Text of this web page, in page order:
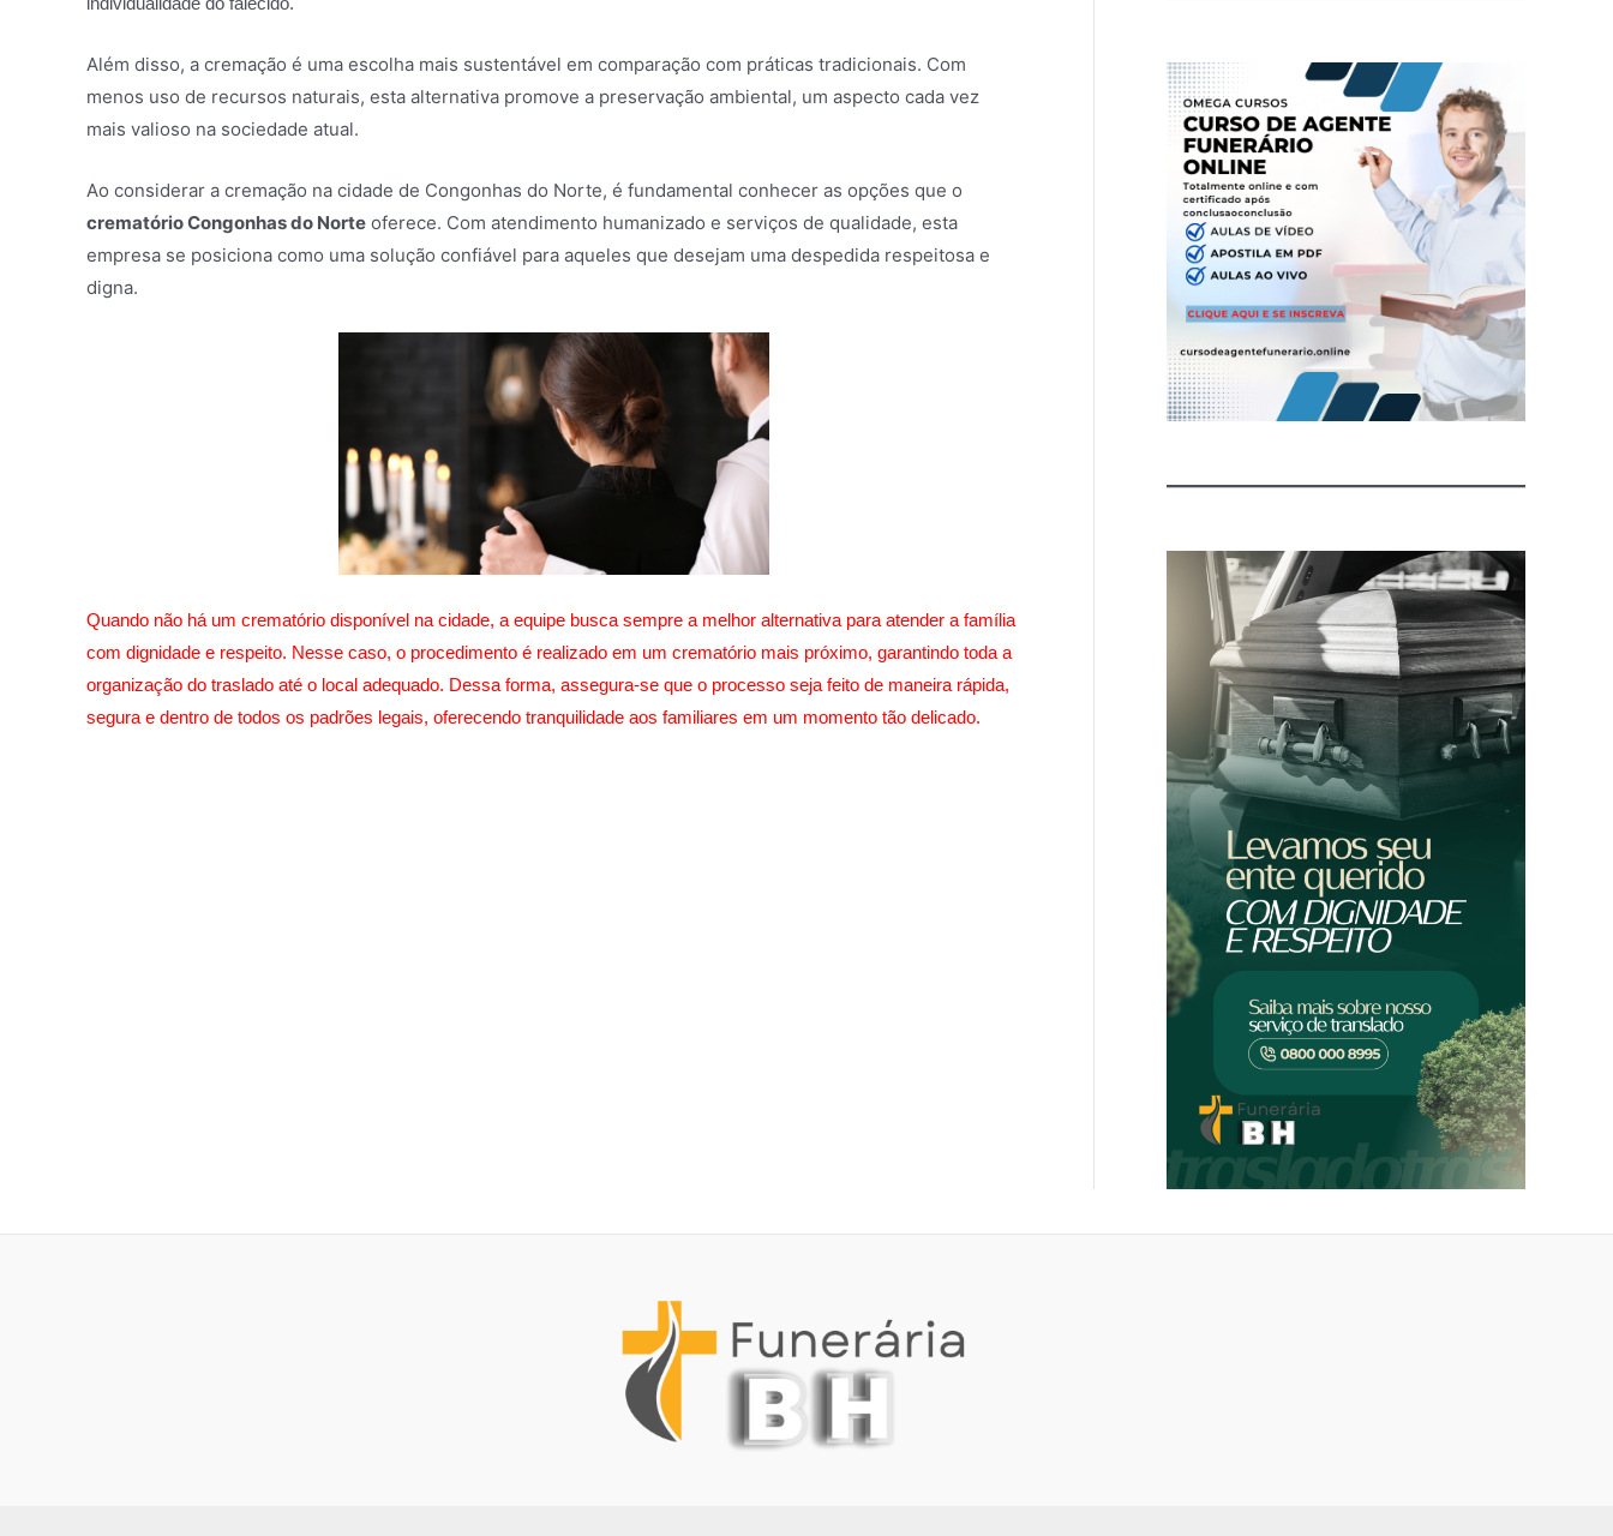
Além disso, a cremação é uma escolha mais sustentável em comparação com práticas tradicionais. Com
menos uso de recursos naturais, esta alternativa promove a preservação ambiental, um aspecto cada vez
mais valioso na sociedade atual.
Ao considerar a cremação na cidade de Congonhas do Norte, é fundamental conhecer as opções que o
crematório Congonhas do Norte oferece. Com atendimento humanizado e serviços de qualidade, esta
empresa se posiciona como uma solução confiável para aqueles que desejam uma despedida respeitosa e
digna.
Quando não há um crematório disponível na cidade, a equipe busca sempre a melhor alternativa para atender a família
com dignidade e respeito. Nesse caso, o procedimento é realizado em um crematório mais próximo, garantindo toda a
organização do traslado até o local adequado. Dessa forma, assegura-se que o processo seja feito de maneira rápida,
segura e dentro de todos os padrões legais, oferecendo tranquilidade aos familiares em um momento tão delicado.